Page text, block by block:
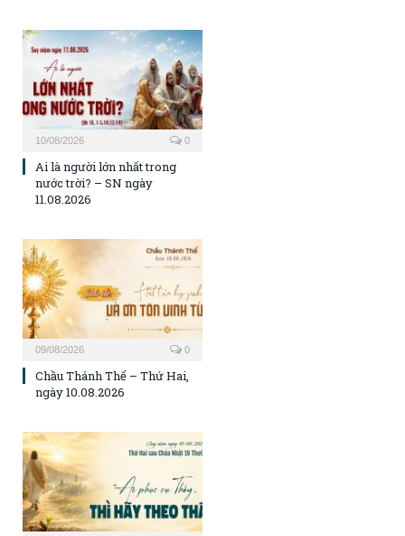
10/08/2026 0
Ai là người lớn nhất trong
nước trời? – SN ngày
11.08.2026
09/08/2026 0
Chầu Thánh Thể – Thứ Hai,
ngày 10.08.2026